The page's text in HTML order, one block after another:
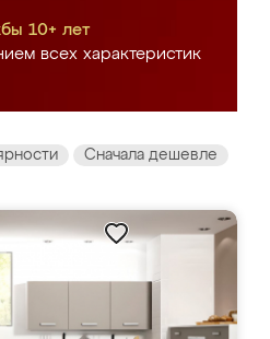
10+ лет
всех характеристик
Сначала дешевле